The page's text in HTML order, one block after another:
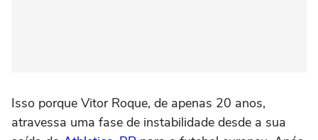
Isso porque Vitor Roque, de apenas 20 anos,
atravessa uma fase de instabilidade desde a sua